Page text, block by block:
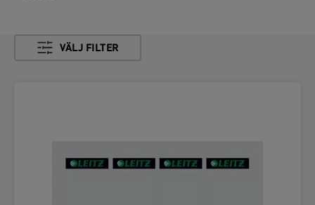
VÄLJ FILTER